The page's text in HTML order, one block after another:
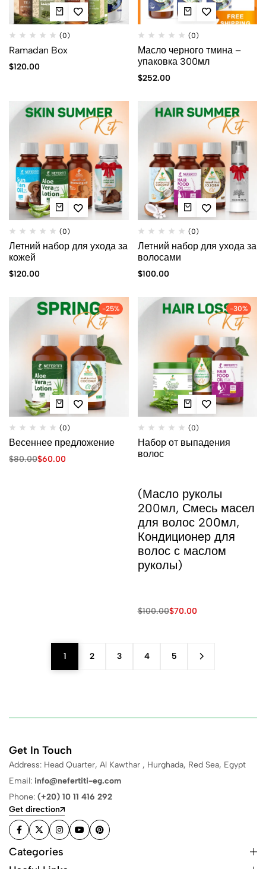
(0)
Ramadan Box
$120.00
(0)
Масло черного тмина –
упаковка 300мл
$252.00
(0)
Летний набор для ухода за
кожей
$120.00
(0)
Летний набор для ухода за
волосами
$100.00
-25%
(0)
Весеннее предложение
$80.00$60.00
-30%
(0)
Набор от выпадения
волос
(Масло руколы
200мл, Смесь масел
для волос 200мл,
Кондиционер для
волос с маслом
руколы)
$100.00$70.00
1 2 3 4 5
Get In Touch
Address: Head Quarter, Al Kawthar , Hurghada, Red Sea, Egypt
Email: info@nefertiti-eg.com
Phone: (+20) 10 11 416 292
Get direction
Categories